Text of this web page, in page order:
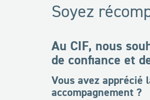
Soyez
Au CIF, nous
de confiance et
Vous avez apprécié
accompagnement ?